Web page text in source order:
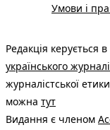
Умови і
Редакція керується в
українського
журналістської
можна тут
Видання є членом